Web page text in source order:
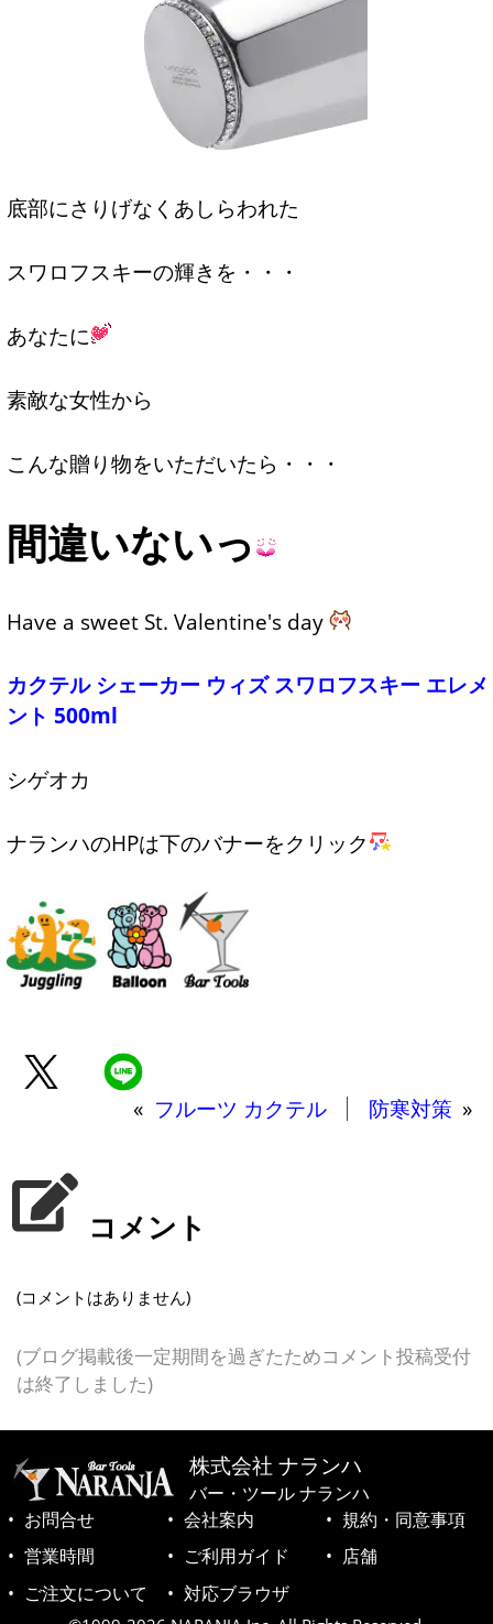
底部にさりげなくあしらわれた
スワロフスキーの輝きを・・・
あなたに
素敵な女性から
こんな贈り物をいただいたら・・・
間違いないっ
Have a sweet St. Valentine's day
カクテル シェーカー ウィズ スワロフスキー エレメ
ント 500ml
シゲオカ
ナランハのHPは下のバナーをクリック
« フルーツ カクテル 防寒対策 »
コメント
(コメントはありません)
(ブログ掲載後一定期間を過ぎたためコメント投稿受付
は終了しました)
株式会社 ナランハ
バー・ツール ナランハ
お問合せ
会社案内
規約・同意事項
営業時間
ご利用ガイド
店舗
ご注文について
対応ブラウザ